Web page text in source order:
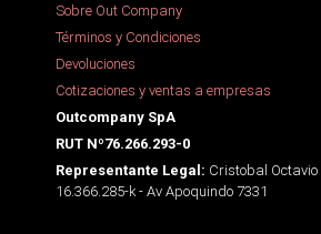
Sobre Out Company
Términos y Condiciones
Devoluciones
Cotizaciones y ventas a empresas
Outcompany SpA
RUT Nº76.266.293-0
Representante Legal: Cristobal
16.366.285-k - Av Apoquindo 7331